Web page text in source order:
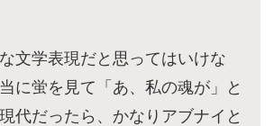
文学表現だと思ってはいけな
に蛍を見て「あ、私の魂が」と
代だったら、かなりアブナイと